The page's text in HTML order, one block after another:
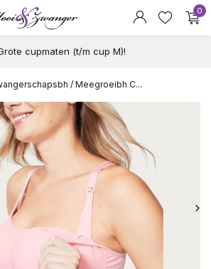
0
cupmaten (t/m cup M)!
/ Meegroeibh C...